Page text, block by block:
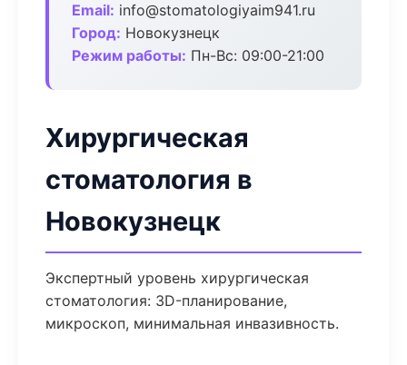
Email: info@stomatologiyaim941.ru
Город: Новокузнецк
Режим работы: Пн-Вс: 09:00-21:00
Хирургическая
стоматология в
Новокузнецк
Экспертный уровень хирургическая
стоматология: 3D-планирование,
микроскоп, минимальная инвазивность.